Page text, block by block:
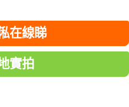
在線睇
實拍